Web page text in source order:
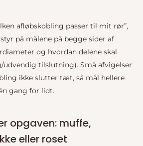
afløbskobling passer til mit rør”,
på målene på begge sider af
og hvordan delene skal
udvendig tilslutning). Små afvigelser
ikke slutter tæt, så mål hellere
gang for lidt.
opgaven: muffe,
eller roset